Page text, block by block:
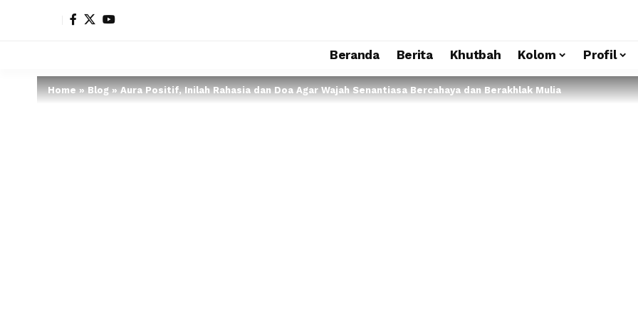
Beranda Berita Khutbah Kolom Profil
Home»Blog»Aura Positif, Inilah Rahasia dan Doa Agar Wajah Senantiasa Bercahaya dan Berakhlak Mulia